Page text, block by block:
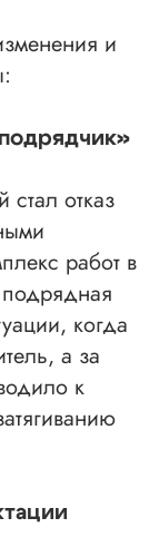
и
отказ
работ в
когда
а за
к